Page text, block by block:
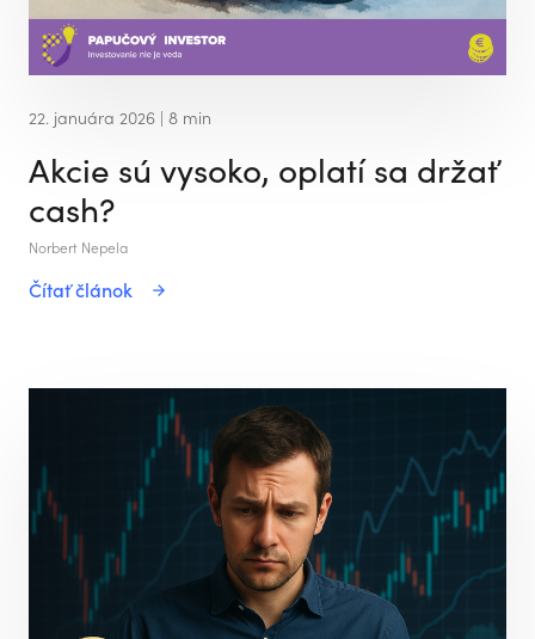
22. januára 2026 | 8 min
Akcie sú vysoko, oplatí sa držať
cash?
Norbert Nepela
Čítať článok